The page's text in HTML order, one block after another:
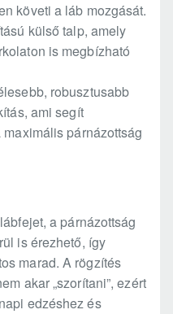
követi a láb mozgását.
külső talp, amely
is megbízható
robusztusabb
ami segít
párnázottság
a párnázottság
is érezhető, így
marad. A rögzítés
akar „szorítani”, ezért
edzéshez és